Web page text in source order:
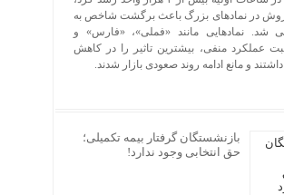
در نمادهای بزرگ باعث برگشت شاخص به
شد. نمادهایی مانند «فملی»، «فارس» و
ثبت عملکرد منفی، بیشترین تاثیر را در کاهش
و مانع ادامه روند صعودی بازار شدند.
بازنشستگان گرفتار بیمه تکمیلی؛
حق انتخابی وجود ندارد!